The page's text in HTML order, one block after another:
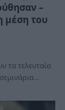
–
μέση του
τα τελευταία